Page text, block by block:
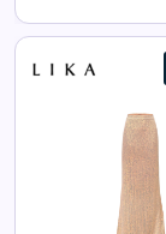
Schwarzes Kleid
Taillenausschnitten
View All